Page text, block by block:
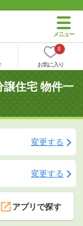
0
お気に入り
譲住宅 物件一
変更する
変更する
アプリで探す